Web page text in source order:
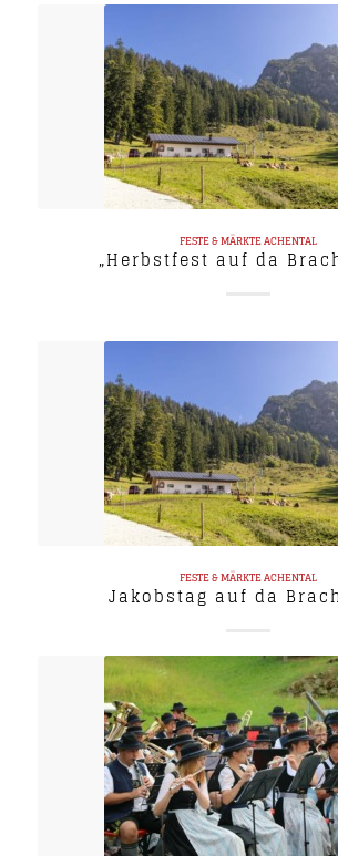
FESTE & MÄRKTEACHENTAL
„Herbstfest auf da
FESTE & MÄRKTEACHENTAL
Jakobstag auf da